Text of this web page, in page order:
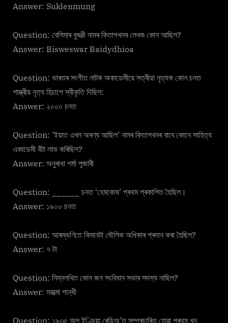
Answer: Suklenmung
Question: বেলিমাৰ বুৰঞ্জী নামৰ কিতাপখনৰ লেখক কোন আছিল?
Answer: Bisweswar Baidydhioa
Question: ভাৰতৰ সংগীত নাটক অকাডেমীয়ে সত্ৰীয়া নৃত্যক কোন চনত
শাস্ত্ৰীয় নৃত্য হিচাপে স্বীকৃতি দিছিল:
Answer: ২০০০ চনত
Question: ‘ইয়াত এখন অৰণ্য আছিল’ নামৰ কিতাপখনৰ বাবে কোনে সাহিত্য
একাডেমী বঁটা লাভ কৰিছিল?
Answer: অনুৰাধা শৰ্মা পূজাৰী
Question: ______ চনত ‘হেমকোষ’ প্ৰথম প্ৰকাশিত হৈছিল।
Answer: ১৯০০ চনত
Question: আৰম্ভণিতে কিমানটা মৌলিক অধিকাৰ প্ৰদান কৰা হৈছিল?
Answer: ৭ টা
Question: নিম্নলখিত কোন জন সংবিধান সভাৰ সদস্য নাছিল?
Answer: মহাত্মা গান্ধী
Question: ১৯৩৫ অল ইণ্ডিয়া ৰেডিঅ’ত সম্প্ৰচাৰিত হোৱা প্ৰথম খন